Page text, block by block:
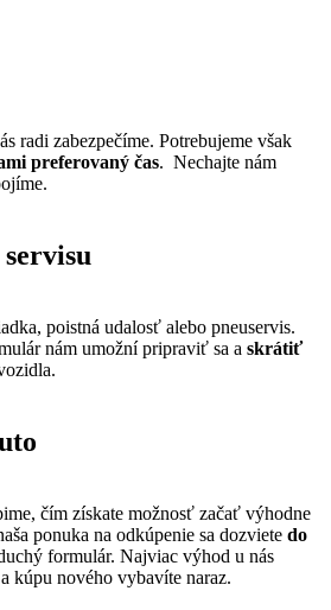
radi zabezpečíme. Potrebujeme však
preferovaný čas. Nechajte nám
poistná udalosť alebo pneuservis.
nám umožní pripraviť sa a skrátiť
čím získate možnosť začať výhodne
ponuka na odkúpenie sa dozviete do
formulár. Najviac výhod u nás
kúpu nového vybavíte naraz.